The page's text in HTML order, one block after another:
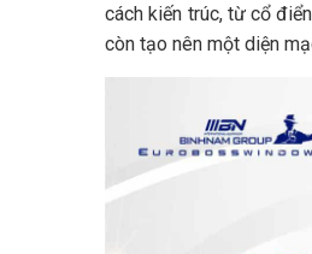
cách kiến trúc, từ cổ
còn tạo nên một diện